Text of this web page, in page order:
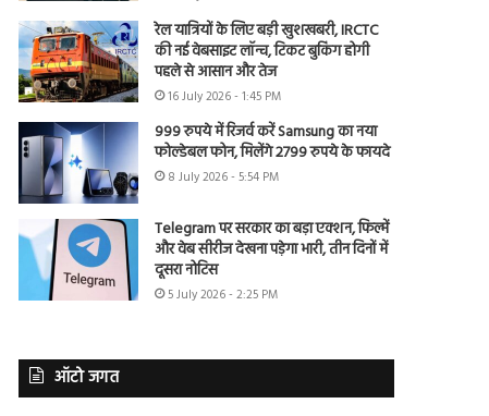
रेल यात्रियों के लिए बड़ी खुशखबरी, IRCTC
की नई वेबसाइट लॉन्च, टिकट बुकिंग होगी
पहले से आसान और तेज
16 July 2026 - 1:45 PM
999 रुपये में रिजर्व करें Samsung का नया
फोल्डेबल फोन, मिलेंगे 2799 रुपये के फायदे
8 July 2026 - 5:54 PM
Telegram पर सरकार का बड़ा एक्शन, फिल्में
और वेब सीरीज देखना पड़ेगा भारी, तीन दिनों में
दूसरा नोटिस
5 July 2026 - 2:25 PM
ऑटो जगत